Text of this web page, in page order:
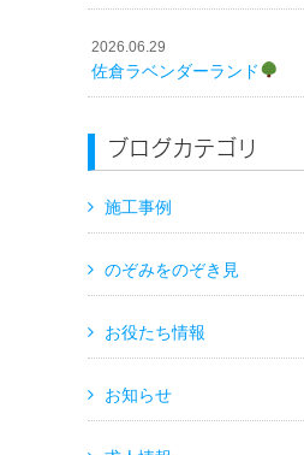
2026.06.29
佐倉ラベンダーランド
ブログカテゴリ
施工事例
のぞみをのぞき見
お役たち情報
お知らせ